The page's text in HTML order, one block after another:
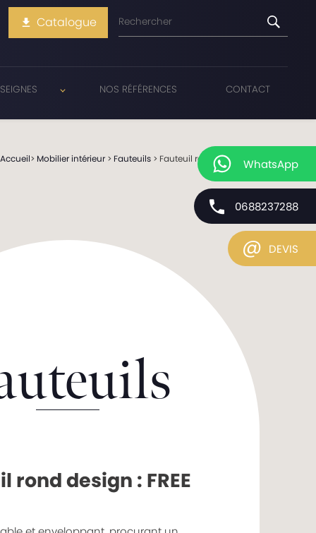
NOS RÉFÉRENCES CONTACT
file_download Catalogue
Accueil> Mobilier intérieur> Fauteuils> Fauteuil rond design : FREE
rond design : FREE
WhatsApp
0688237288
@ DEVIS